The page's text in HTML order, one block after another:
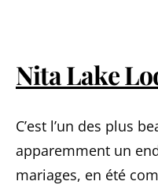
Nita Lake
C’est l’un des plus
apparemment un
mariages, en été